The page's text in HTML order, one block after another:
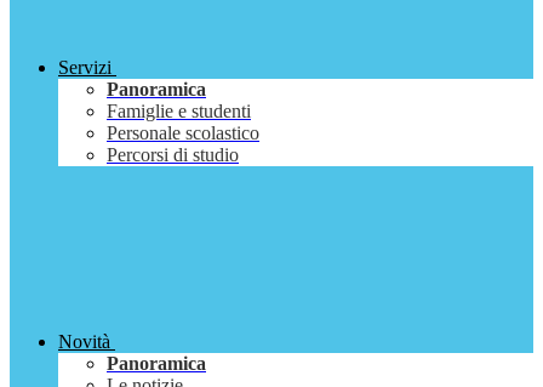
Servizi
Panoramica
Famiglie e studenti
Personale scolastico
Percorsi di studio
Novità
Panoramica